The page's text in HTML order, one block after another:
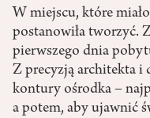
W miejscu, które
postanowiła tworzyć.
pierwszego dnia
Z precyzją architekta i
kontury ośrodka –
a potem, aby ujawnić